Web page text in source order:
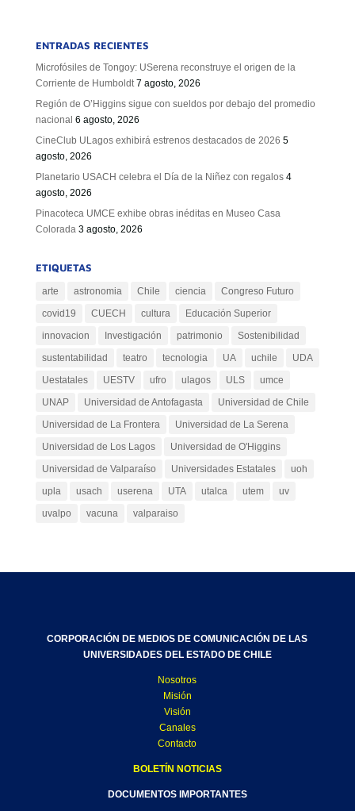
ENTRADAS RECIENTES
Microfósiles de Tongoy: USerena reconstruye el origen de la
Corriente de Humboldt 7 agosto, 2026
Región de O’Higgins sigue con sueldos por debajo del promedio
nacional 6 agosto, 2026
CineClub ULagos exhibirá estrenos destacados de 2026 5
agosto, 2026
Planetario USACH celebra el Día de la Niñez con regalos 4
agosto, 2026
Pinacoteca UMCE exhibe obras inéditas en Museo Casa
Colorada 3 agosto, 2026
ETIQUETAS
arte astronomia Chile ciencia
Congreso Futuro
covid19
CUECH cultura
Educación Superior
innovacion
Investigación patrimonio
Sostenibilidad
sustentabilidad
teatro tecnologia UA uchile
UDA
Uestatales
UESTV ufro ulagos ULS
umce
UNAP
Universidad de Antofagasta
Universidad de Chile
Universidad de La Frontera
Universidad de La Serena
Universidad de Los Lagos
Universidad de O'Higgins
Universidad de Valparaíso
Universidades Estatales
uoh
upla
usach userena UTA utalca utem
uv
uvalpo
vacuna valparaiso
CORPORACIÓN DE MEDIOS DE COMUNICACIÓN DE LAS
UNIVERSIDADES DEL ESTADO DE CHILE
Nosotros
Misión
Visión
Canales
Contacto
BOLETÍN NOTICIAS
DOCUMENTOS IMPORTANTES